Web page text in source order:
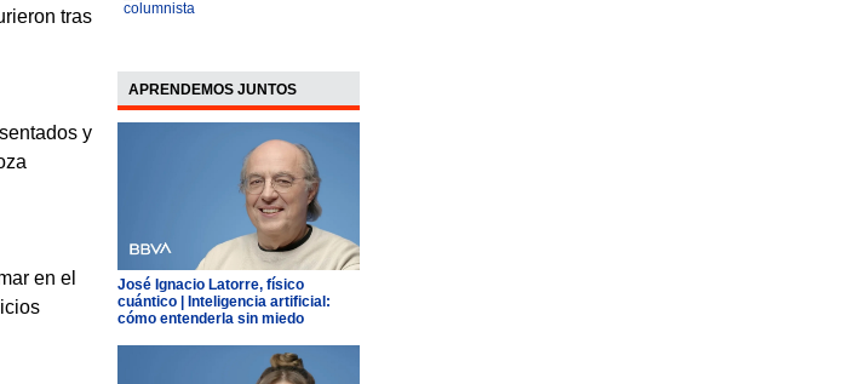
tras
y
en el
APRENDEMOS JUNTOS
José Ignacio Latorre, físico
cuántico | Inteligencia artificial:
cómo entenderla sin miedo